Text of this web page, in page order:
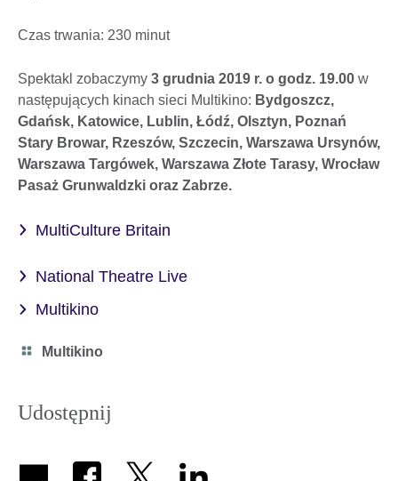
Czas trwania: 230 minut
Spektakl zobaczymy 3 grudnia 2019 r. o godz. 19.00 w
następujących kinach sieci Multikino: Bydgoszcz,
Gdańsk, Katowice, Lublin, Łódź, Olsztyn, Poznań
Stary Browar, Rzeszów, Szczecin, Warszawa Ursynów,
Warszawa Targówek, Warszawa Złote Tarasy, Wrocław
Pasaż Grunwaldzki oraz Zabrze.
MultiCulture Britain
National Theatre Live
Multikino
Category
Multikino
Udostępnij